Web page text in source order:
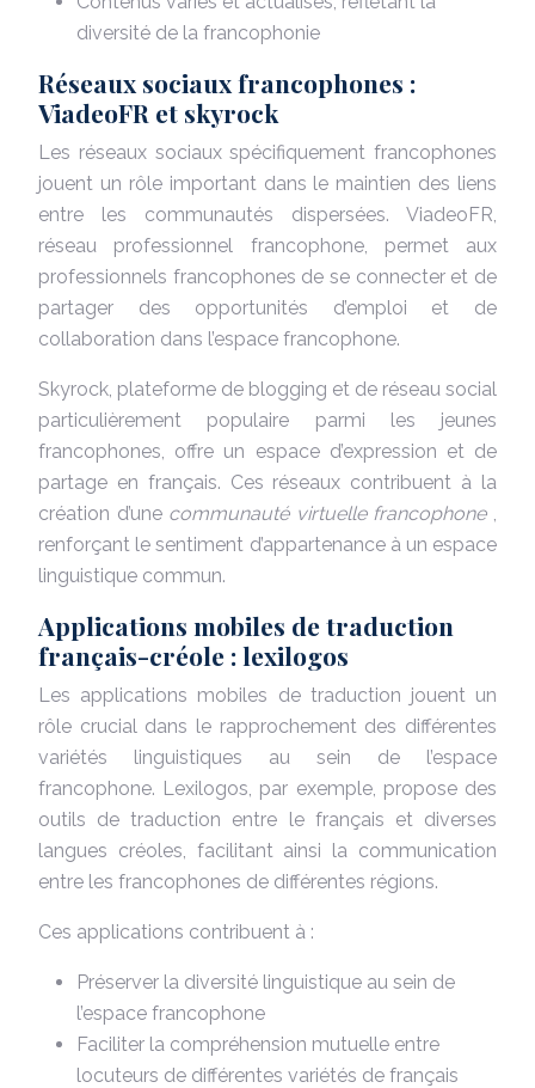
diversité de la francophonie
Réseaux sociaux francophones :
ViadeoFR et skyrock
Les réseaux sociaux spécifiquement francophones
jouent un rôle important dans le maintien des liens
entre les communautés dispersées. ViadeoFR,
réseau professionnel francophone, permet aux
professionnels francophones de se connecter et de
partager des opportunités d’emploi et de
collaboration dans l’espace francophone.
Skyrock, plateforme de blogging et de réseau social
particulièrement populaire parmi les jeunes
francophones, offre un espace d’expression et de
partage en français. Ces réseaux contribuent à la
création d’une communauté virtuelle francophone
renforçant le sentiment d’appartenance à un espace
linguistique commun.
Applications mobiles de traduction
français-créole : lexilogos
Les applications mobiles de traduction jouent un
rôle crucial dans le rapprochement des différentes
variétés linguistiques au sein de l’espace
francophone. Lexilogos, par exemple, propose des
outils de traduction entre le français et diverses
langues créoles, facilitant ainsi la communication
entre les francophones de différentes régions.
Ces applications contribuent à :
Préserver la diversité linguistique au sein de
l’espace francophone
Faciliter la compréhension mutuelle entre
locuteurs de différentes variétés de français